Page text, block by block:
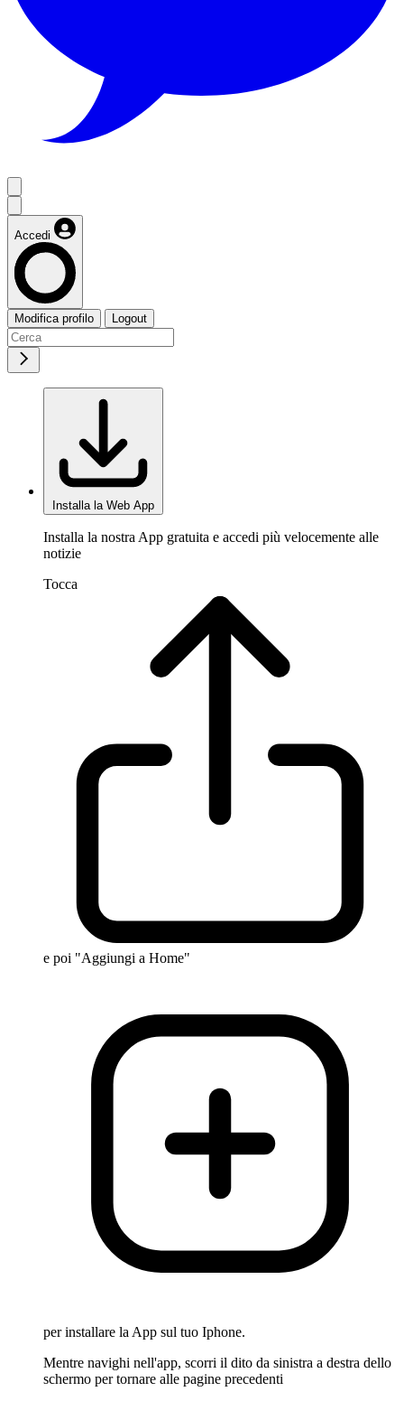
Accedi
Modifica profilo Logout
Installa la Web App
Installa la nostra App gratuita e accedi più velocemente alle
notizie
Tocca
e poi "Aggiungi a Home"
per installare la App sul tuo Iphone.
Mentre navighi nell'app, scorri il dito da sinistra a destra dello
schermo per tornare alle pagine precedenti